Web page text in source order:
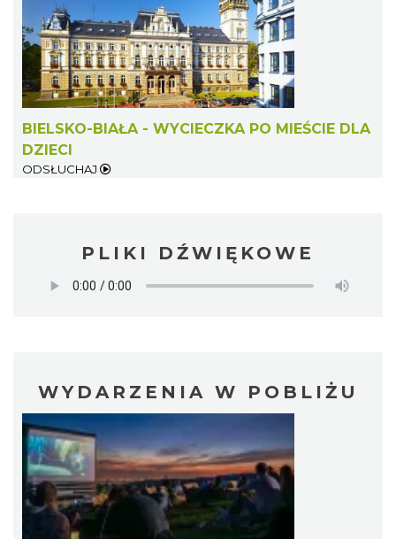
BIELSKO-BIAŁA - WYCIECZKA PO MIEŚCIE DLA
DZIECI
ODSŁUCHAJ
PLIKI DŹWIĘKOWE
WYDARZENIA W POBLIŻU